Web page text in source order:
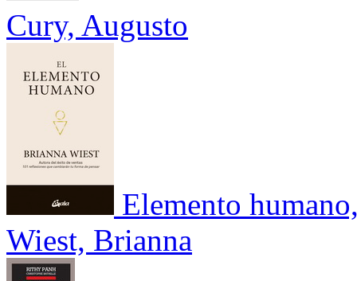
Cury, Augusto
Elemento
Wiest, Brianna